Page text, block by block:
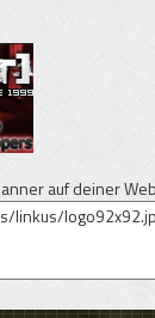
auf deiner